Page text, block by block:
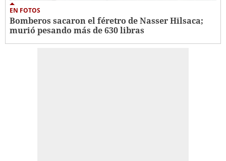
EN FOTOS
Bomberos sacaron el féretro de Nasser Hilsaca;
murió pesando más de 630 libras